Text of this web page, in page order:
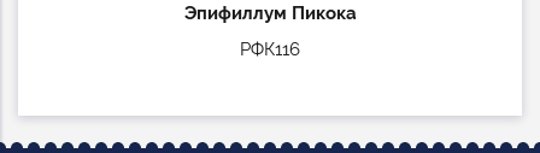
Эпифиллум Пикока
РФК116